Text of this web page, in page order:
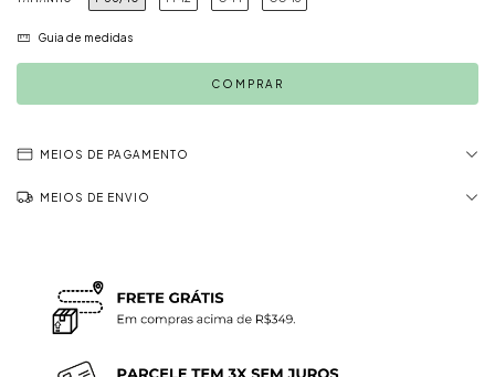
Guia de medidas
MEIOS DE PAGAMENTO
MEIOS DE ENVIO